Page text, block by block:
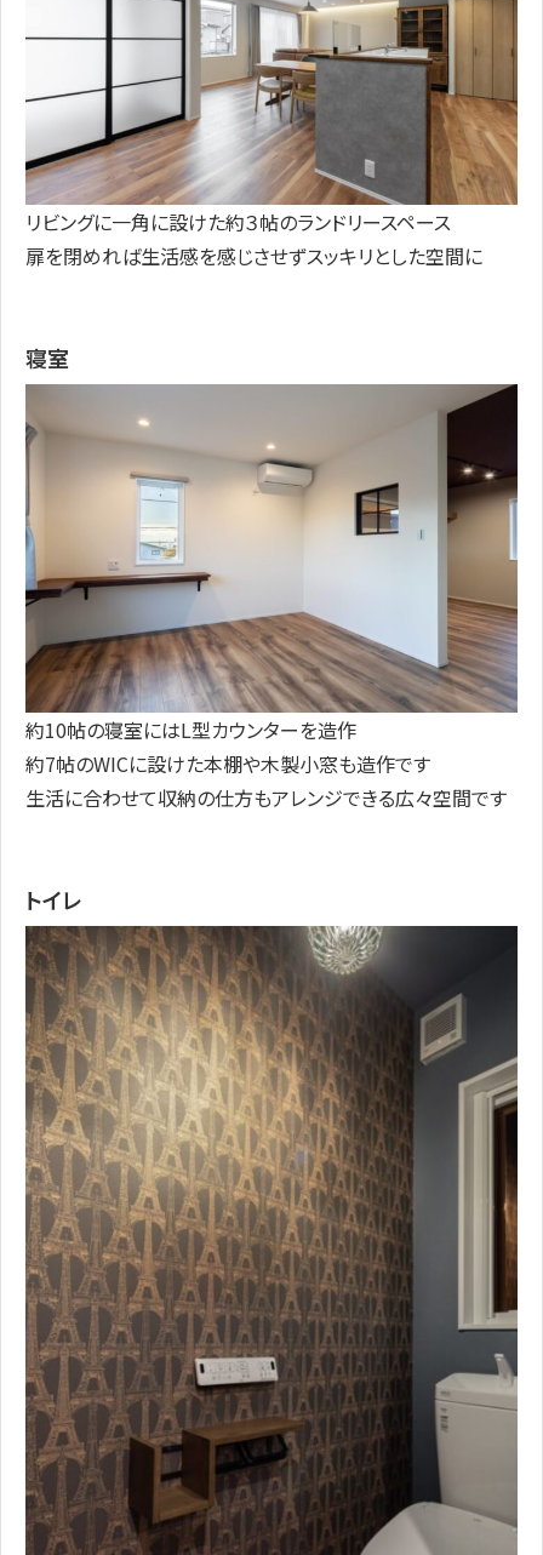
リビングに一角に設けた約３帖のランドリースペース
扉を閉めれば生活感を感じさせずスッキリとした空間に
寝室
約10帖の寝室にはL型カウンターを造作
約7帖のWICに設けた本棚や木製小窓も造作です
生活に合わせて収納の仕方もアレンジできる広々空間です
トイレ